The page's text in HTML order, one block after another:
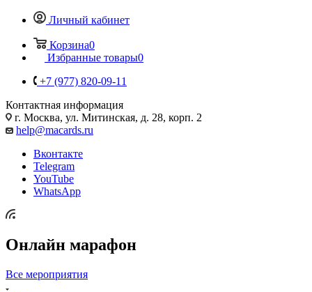
Личный кабинет
Корзина0
Избранные товары0
+7 (977) 820-09-11
Контактная информация
г. Москва, ул. Митинская, д. 28, корп. 2
help@macards.ru
Вконтакте
Telegram
YouTube
WhatsApp
Онлайн марафон
Все мероприятия